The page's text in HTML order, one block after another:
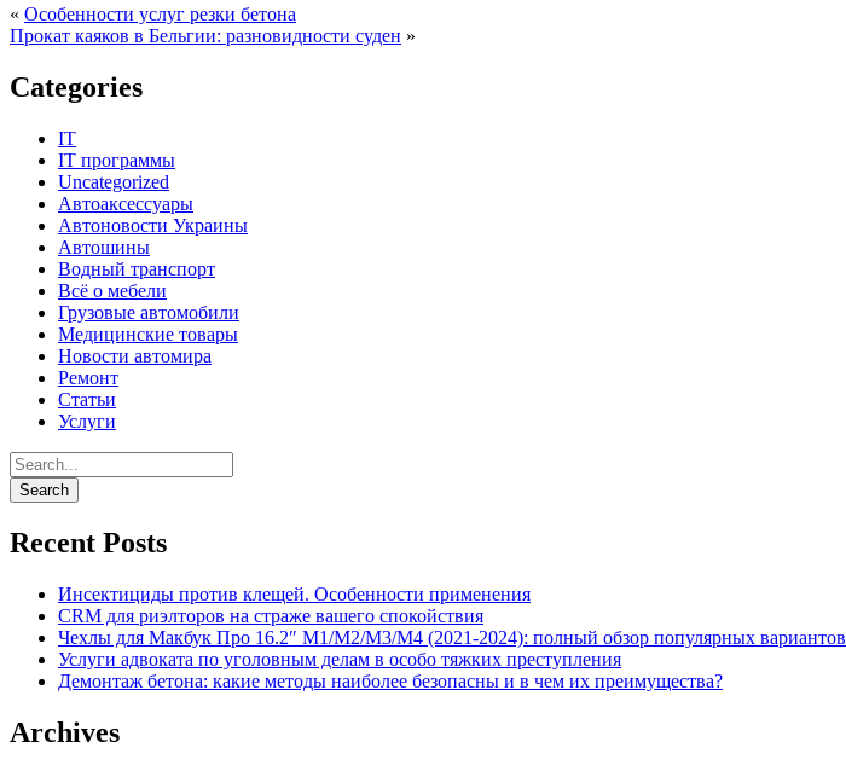
« Особенности услуг резки бетона
Прокат каяков в Бельгии: разновидности суден »
Categories
IT
IT программы
Uncategorized
Автоаксессуары
Автоновости Украины
Автошины
Водный транспорт
Всё о мебели
Грузовые автомобили
Медицинские товары
Новости автомира
Ремонт
Статьи
Услуги
Recent Posts
Инсектициды против клещей. Особенности применения
CRM для риэлторов на страже вашего спокойствия
Чехлы для Макбук Про 16.2″ M1/M2/M3/M4 (2021-2024): полный обзор популярных вариантов
Услуги адвоката по уголовным делам в особо тяжких преступления
Демонтаж бетона: какие методы наиболее безопасны и в чем их преимущества?
Archives